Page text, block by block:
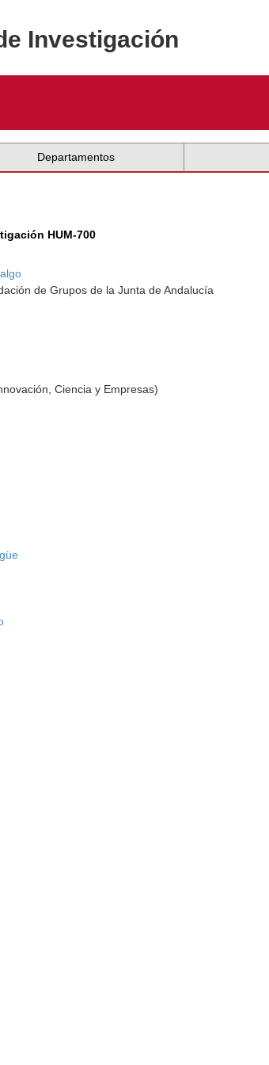
Investigación
Departamentos
HUM-700
de Grupos de la Junta de Andalucía
Ciencia y Empresas)